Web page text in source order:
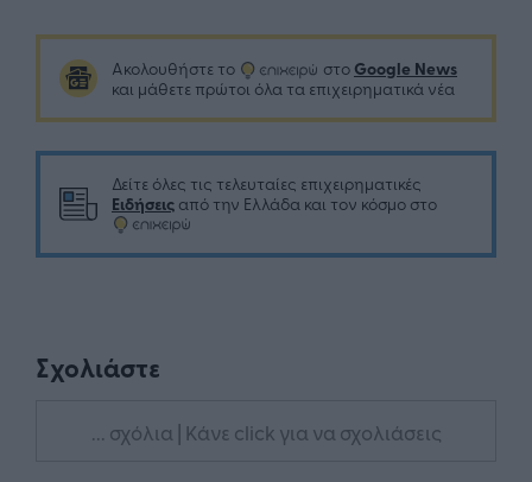
Ακολουθήστε το στο Google News
και μάθετε πρώτοι όλα τα επιχειρηματικά νέα
Δείτε όλες τις τελευταίες επιχειρηματικές
Ειδήσεις από την Ελλάδα και τον κόσμο στο
Σχολιάστε
... σχόλια | Κάνε click για να σχολιάσεις